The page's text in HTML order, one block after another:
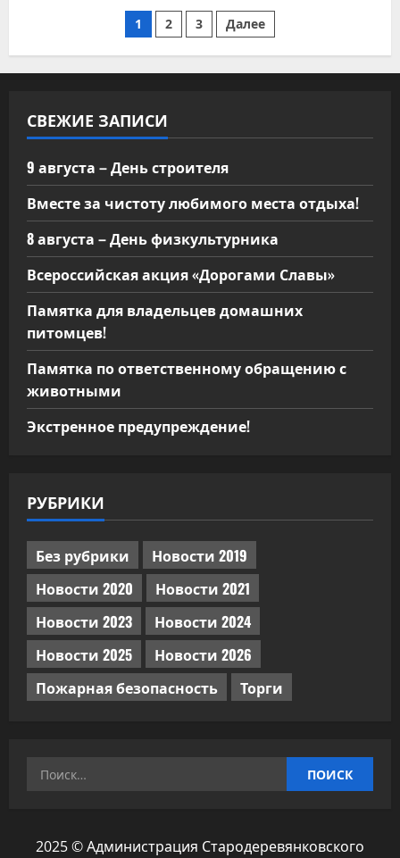
все
цветы
тебе
дарю!
Пагинация
записей
1 2 3 Далее
СВЕЖИЕ ЗАПИСИ
9 августа – День строителя
Вместе за чистоту любимого места отдыха!
8 августа – День физкультурника
Всероссийская акция «Дорогами Славы»
Памятка для владельцев домашних
питомцев!
Памятка по ответственному обращению с
животными
Экстренное предупреждение!
РУБРИКИ
Без рубрики
Новости 2019
Новости 2020
Новости 2021
Новости 2023
Новости 2024
Новости 2025
Новости 2026
Пожарная безопасность
Торги
Найти:
2025 © Администрация Стародеревянковского